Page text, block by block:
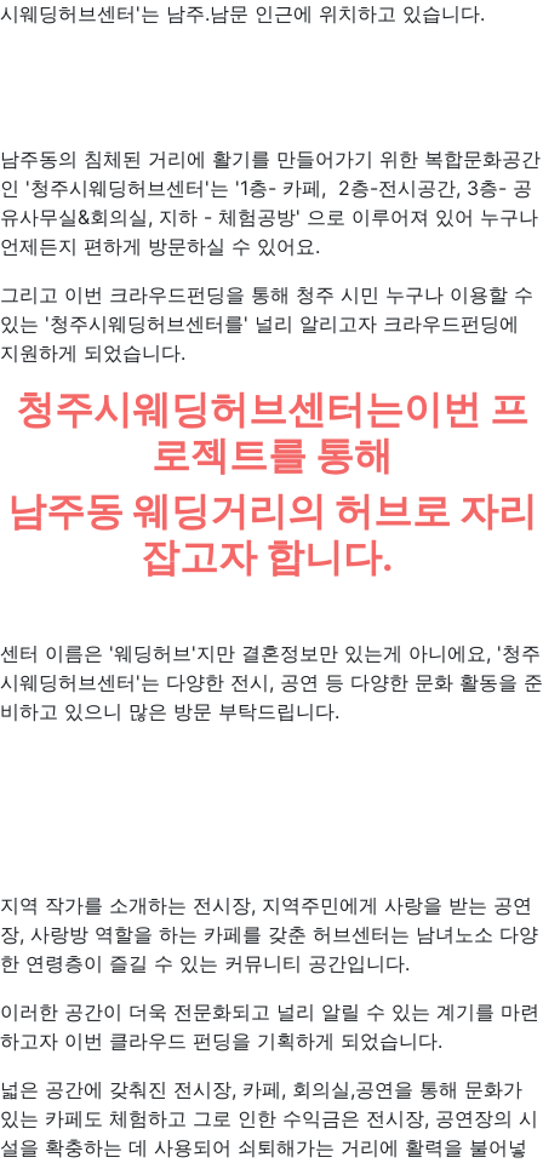
시웨딩허브센터'는 남주.남문 인근에 위치하고 있습니다.
남주동의 침체된 거리에 활기를 만들어가기 위한 복합문화공간
인 '청주시웨딩허브센터'는 '1층- 카페, 2층-전시공간, 3층- 공
유사무실&회의실, 지하 - 체험공방' 으로 이루어져 있어 누구나
언제든지 편하게 방문하실 수 있어요.
그리고 이번 크라우드펀딩을 통해 청주 시민 누구나 이용할 수
있는 '청주시웨딩허브센터를' 널리 알리고자 크라우드펀딩에
지원하게 되었습니다.
청주시웨딩허브센터는이번 프
로젝트를 통해
남주동 웨딩거리의 허브로 자리
잡고자 합니다.
센터 이름은 '웨딩허브'지만 결혼정보만 있는게 아니에요, '청주
시웨딩허브센터'는 다양한 전시, 공연 등 다양한 문화 활동을 준
비하고 있으니 많은 방문 부탁드립니다.
지역 작가를 소개하는 전시장, 지역주민에게 사랑을 받는 공연
장, 사랑방 역할을 하는 카페를 갖춘 허브센터는 남녀노소 다양
한 연령층이 즐길 수 있는 커뮤니티 공간입니다.
이러한 공간이 더욱 전문화되고 널리 알릴 수 있는 계기를 마련
하고자 이번 클라우드 펀딩을 기획하게 되었습니다.
넓은 공간에 갖춰진 전시장, 카페, 회의실,공연을 통해 문화가
있는 카페도 체험하고 그로 인한 수익금은 전시장, 공연장의 시
설을 확충하는 데 사용되어 쇠퇴해가는 거리에 활력을 불어넣